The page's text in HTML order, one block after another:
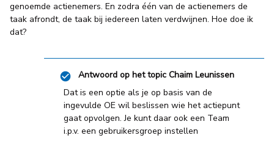
genoemde actienemers. En zodra één van de actienemers de
taak afrondt, de taak bij iedereen laten verdwijnen. Hoe doe ik
dat?
Antwoord op het topic Chaim Leunissen
Dat is een optie als je op basis van de
ingevulde OE wil beslissen wie het actiepunt
gaat opvolgen. Je kunt daar ook een Team
i.p.v. een gebruikersgroep instellen